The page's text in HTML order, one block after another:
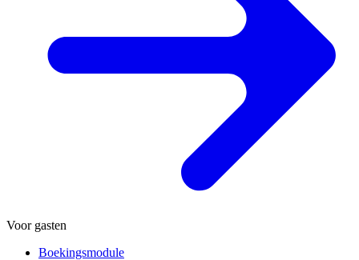
Voor gasten
Boekingsmodule